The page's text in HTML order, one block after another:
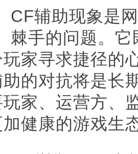
CF辅助现象是
棘手的问题。
家寻求捷径的
的对抗将是长
家、运营方、
健康的游戏生